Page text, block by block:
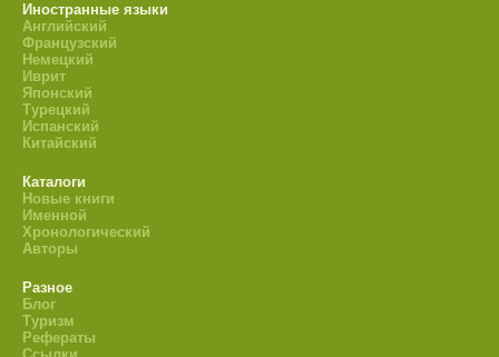
Иностранные языки
Английский
Французский
Немецкий
Иврит
Японский
Турецкий
Испанский
Китайский
Каталоги
Новые книги
Именной
Хронологический
Авторы
Разное
Блог
Туризм
Рефераты